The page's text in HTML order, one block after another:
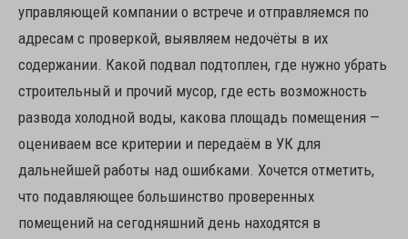
управляющей компании о встрече и отправляемся по
адресам с проверкой, выявляем недочёты в их
содержании. Какой подвал подтоплен, где нужно убрать
строительный и прочий мусор, где есть возможность
развода холодной воды, какова площадь помещения —
оцениваем все критерии и передаём в УК для
дальнейшей работы над ошибками. Хочется отметить,
что подавляющее большинство проверенных
помещений на сегодняшний день находятся в